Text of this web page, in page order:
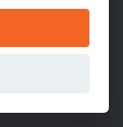
vyhrazena.